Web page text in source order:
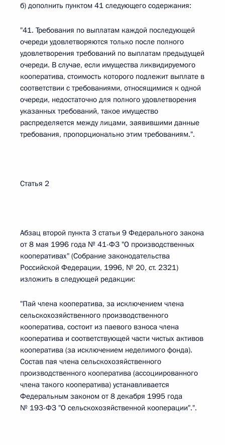
б) дополнить пунктом 41 следующего содержания:
"41. Требования по выплатам каждой последующей
очереди удовлетворяются только после полного
удовлетворения требований по выплатам предыдущей
очереди. В случае, если имущества ликвидируемого
кооператива, стоимость которого подлежит выплате в
соответствии с требованиями, относящимися к одной
очереди, недостаточно для полного удовлетворения
указанных требований, такое имущество
распределяется между лицами, заявившими данные
требования, пропорционально этим требованиям.".
Статья 2
Абзац второй пункта 3 статьи 9 Федерального закона
от 8 мая 1996 года № 41-ФЗ "О производственных
кооперативах" (Собрание законодательства
Российской Федерации, 1996, № 20, ст. 2321)
изложить в следующей редакции:
"Пай члена кооператива, за исключением члена
сельскохозяйственного производственного
кооператива, состоит из паевого взноса члена
кооператива и соответствующей части чистых активов
кооператива (за исключением неделимого фонда).
Состав пая члена сельскохозяйственного
производственного кооператива (ассоциированного
члена такого кооператива) устанавливается
Федеральным законом от 8 декабря 1995 года
№ 193-ФЗ "О сельскохозяйственной кооперации".".